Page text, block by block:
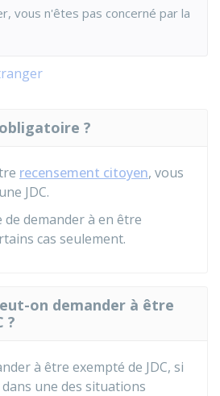
vous n'êtes pas concerné par la
?
recensement citoyen, vous
JDC.
demander à en être
cas seulement.
on demander à être
?
à être exempté de JDC, si
une des situations